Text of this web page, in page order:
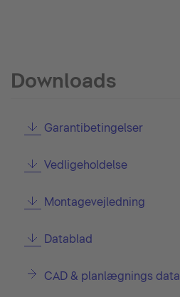
Downloads
Garantibetingelser
Vedligeholdelse
Montagevejledning
Datablad
CAD & planlægnings data